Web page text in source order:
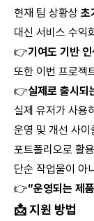
현재 팀 상황상 초
대신 서비스 수익
👉기여도 기반
또한 이번 프로젝
👉실제로 출시되
실제 유저가 사용
운영 및 개선 사이
포트폴리오로 활
단순 작업물이 아
👉“운영되는 제
📩지원 방법